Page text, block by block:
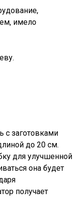
имело
с заготовками
до 20 см.
для улучшенной
она будет
получает